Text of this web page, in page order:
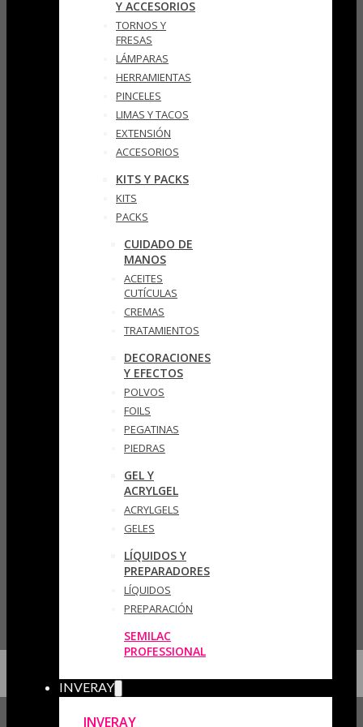
Y ACCESORIOS
TORNOS Y
FRESAS
LÁMPARAS
HERRAMIENTAS
PINCELES
LIMAS Y TACOS
EXTENSIÓN
ACCESORIOS
KITS Y PACKS
KITS
PACKS
CUIDADO DE
MANOS
ACEITES
CUTÍCULAS
CREMAS
TRATAMIENTOS
DECORACIONES
Y EFECTOS
POLVOS
FOILS
PEGATINAS
PIEDRAS
GEL Y
ACRYLGEL
ACRYLGELS
GELES
LÍQUIDOS Y
PREPARADORES
LÍQUIDOS
PREPARACIÓN
SEMILAC
PROFESSIONAL
INVERAY
INVERAY